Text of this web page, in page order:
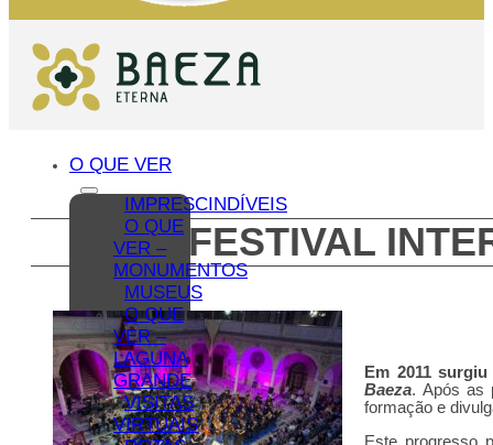
O QUE VER
IMPRESCINDÍVEIS
O QUE
VER –
MONUMENTOS
MUSEUS
O QUE
VER –
LAGUNA
GRANDE
VISITAS
VIRTUAIS
FESTIVAL
Em 2011
Baeza. Após as
formação e
Este progresso